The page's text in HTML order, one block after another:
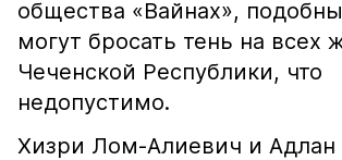
общества «Вайнах»,
могут бросать тень на всех
Чеченской Республики, что
недопустимо.
Хизри Лом-Алиевич и Адлан